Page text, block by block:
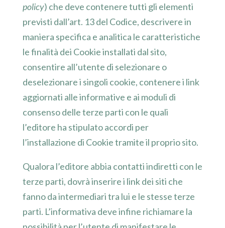
policy) che deve contenere tutti gli elementi
previsti dall’art. 13 del Codice, descrivere in
maniera specifica e analitica le caratteristiche
le finalità dei Cookie installati dal sito,
consentire all’utente di selezionare o
deselezionare i singoli cookie, contenere i link
aggiornati alle informative e ai moduli di
consenso delle terze parti con le quali
l’editore ha stipulato accordi per
l’installazione di Cookie tramite il proprio sito.
Qualora l’editore abbia contatti indiretti con le
terze parti, dovrà inserire i link dei siti che
fanno da intermediari tra lui e le stesse terze
parti. L’informativa deve infine richiamare la